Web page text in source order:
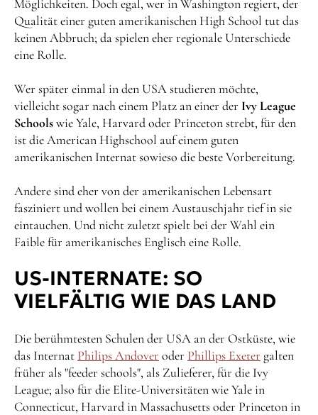
Möglichkeiten. Doch egal, wer in Washington regiert, der
Qualität einer guten amerikanischen High School tut das
keinen Abbruch; da spielen eher regionale Unterschiede
eine Rolle.
Wer später einmal in den USA studieren möchte,
vielleicht sogar nach einem Platz an einer der Ivy League
Schoolswie Yale, Harvard oder Princeton strebt, für den
ist die American Highschool auf einem guten
amerikanischen Internat sowieso die beste Vorbereitung.
Andere sind eher von der amerikanischen Lebensart
fasziniert und wollen bei einem Austauschjahr tief in sie
eintauchen. Und nicht zuletzt spielt bei der Wahl ein
Faible für amerikanisches Englisch eine Rolle.
US-INTERNATE: SO
VIELFÄLTIG WIE DAS LAND
Die berühmtesten Schulen der USA an der Ostküste, wie
das Internat Philips Andover oder Phillips Exeter galten
früher als "feeder schools", als Zulieferer, für die Ivy
League; also für die Elite-Universitäten wie Yale in
Connecticut, Harvard in Massachusetts oder Princeton in